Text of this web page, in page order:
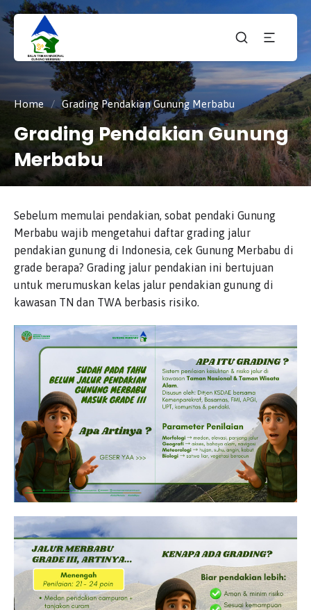
Taman
Nasiona
Gunung
Merbabu
tnmerbabu,
tngunungmerbabu,
tamannasional,
gunungmerbabu,
Home / Grading Pendakian Gunung Merbabu
Grading Pendakian Gunung
Merbabu
Sebelum memulai pendakian, sobat pendaki Gunung
Merbabu wajib mengetahui daftar grading jalur
pendakian gunung di Indonesia, cek Gunung Merbabu di
grade berapa? Grading jalur pendakian ini bertujuan
untuk merumuskan kelas jalur pendakian gunung di
kawasan TN dan TWA berbasis risiko.